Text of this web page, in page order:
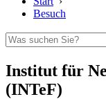
Besuch
Institut für
(INTeF)